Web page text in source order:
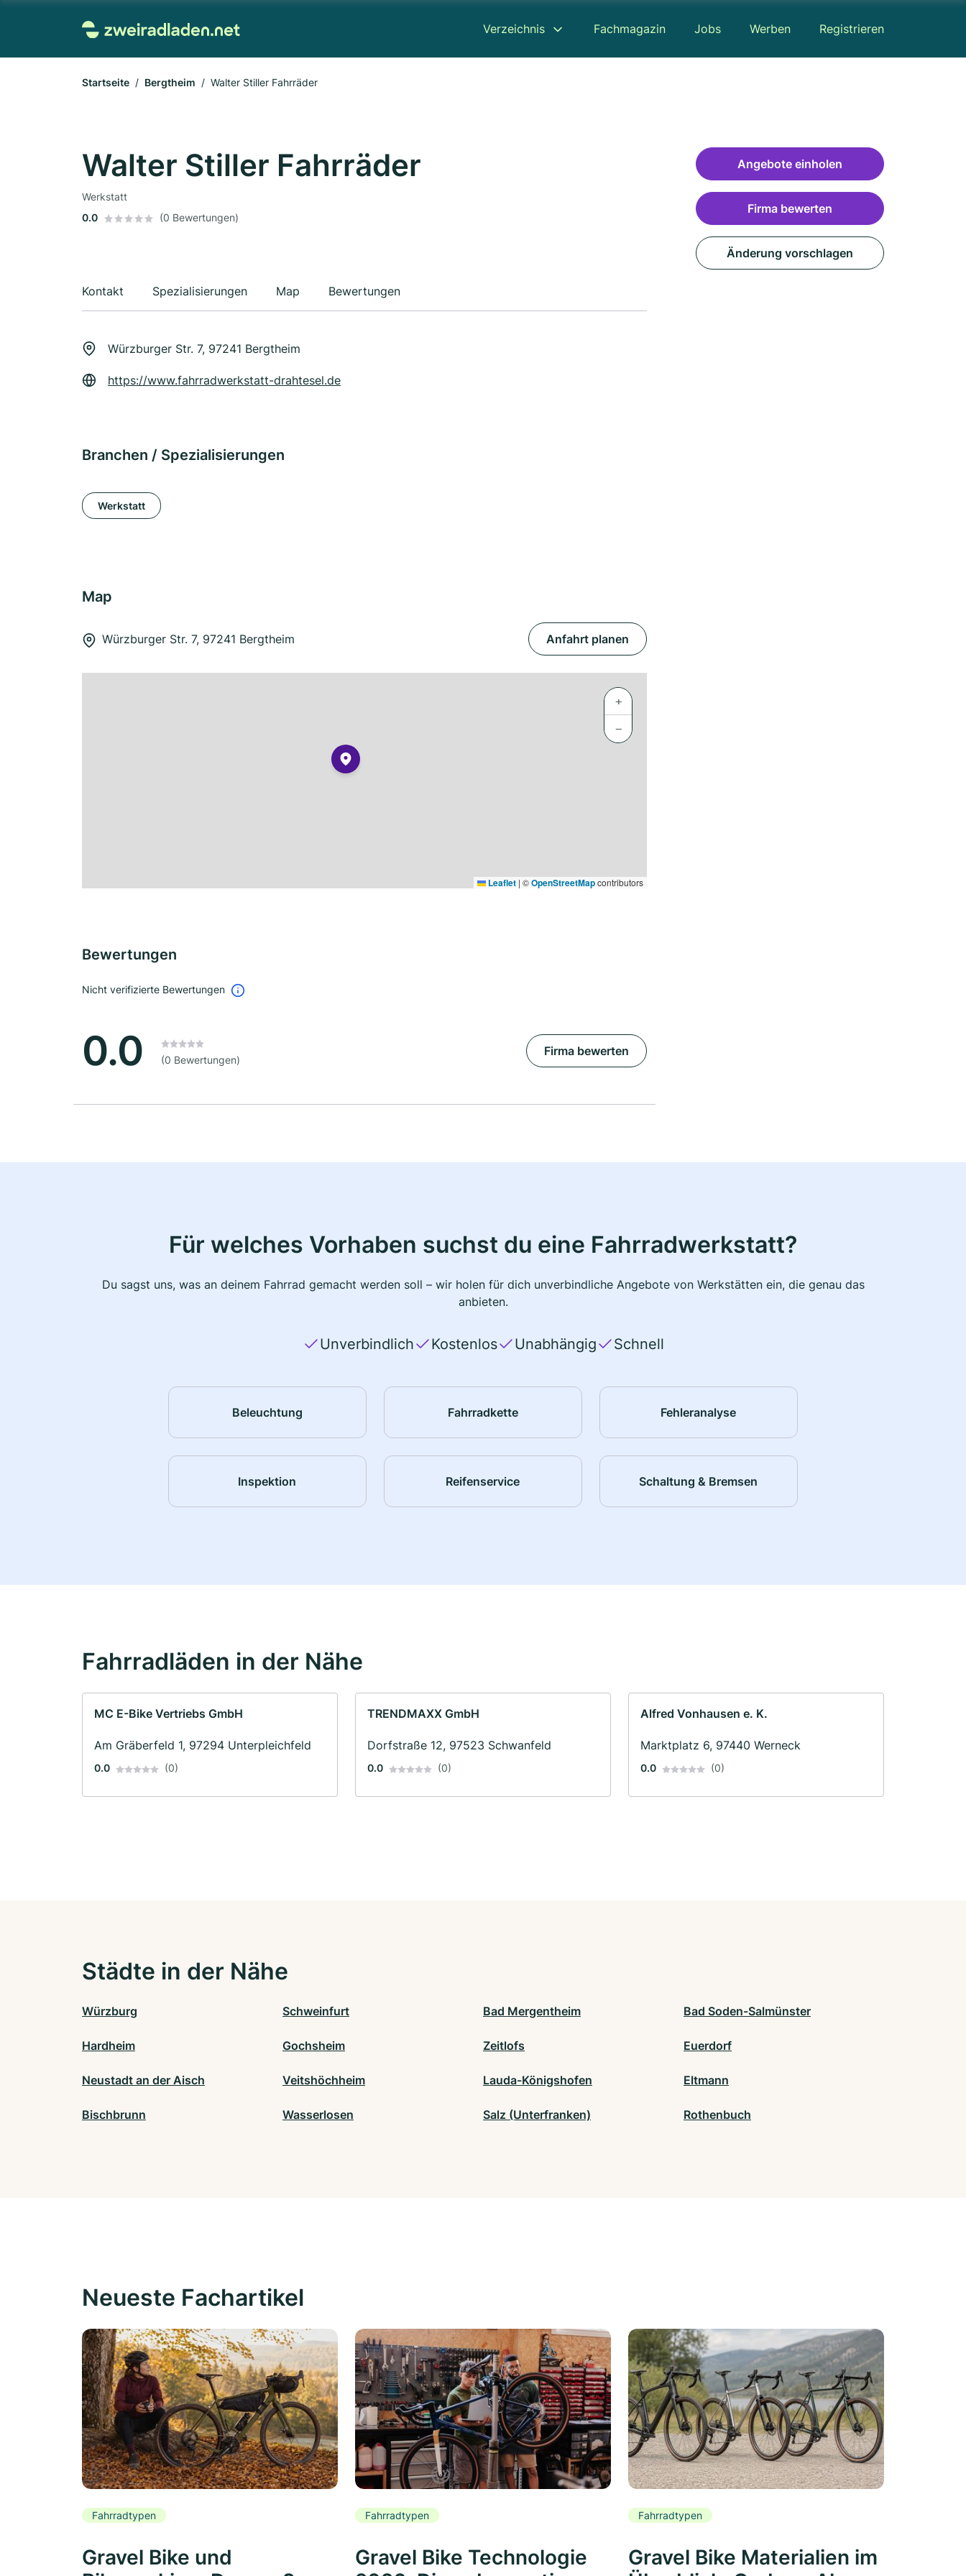
Verzeichnis Fachmagazin Jobs Werben Registrieren
Startseite Bergtheim Walter Stiller Fahrräder
Walter Stiller Fahrräder
Werkstatt
0.0
(0 Bewertungen)
Kontakt Spezialisierungen Map Bewertungen
Würzburger Str. 7, 97241 Bergtheim
https://www.fahrradwerkstatt-drahtesel.de
Branchen / Spezialisierungen
Werkstatt
Map
Würzburger Str. 7, 97241 Bergtheim Anfahrt planen
+
−
Leaflet | ©OpenStreetMapcontributors
Bewertungen
Nicht verifizierte Bewertungen
0.0 (0 Bewertungen)
Firma bewerten
Angebote einholen
Firma bewerten
Änderung vorschlagen
Für welches Vorhaben suchst du eine Fahrradwerkstatt?
Du sagst uns, was an deinem Fahrrad gemacht werden soll – wir holen für dich unverbindliche Angebote von Werkstätten ein, die genau das
anbieten.
Unverbindlich Kostenlos Unabhängig Schnell
Beleuchtung Fahrradkette Fehleranalyse
Inspektion Reifenservice Schaltung & Bremsen
Fahrradläden in der Nähe
MC E-Bike Vertriebs GmbH
Am Gräberfeld 1, 97294 Unterpleichfeld
0.0 (0)
TRENDMAXX GmbH
Dorfstraße 12, 97523 Schwanfeld
0.0 (0)
Alfred Vonhausen e. K.
Marktplatz 6, 97440 Werneck
0.0 (0)
Städte in der Nähe
Würzburg Schweinfurt Bad Mergentheim Bad Soden-Salmünster
Hardheim Gochsheim Zeitlofs Euerdorf
Neustadt an der Aisch Veitshöchheim Lauda-Königshofen Eltmann
Bischbrunn Wasserlosen Salz (Unterfranken) Rothenbuch
Neueste Fachartikel
Fahrradtypen
Gravel Bike und
Fahrradtypen
Gravel Bike Technologie
Fahrradtypen
Gravel Bike Materialien im